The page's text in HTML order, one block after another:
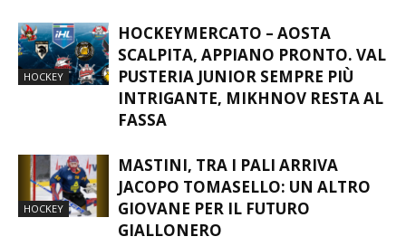
HOCKEY
HOCKEYMERCATO – AOSTA
SCALPITA, APPIANO PRONTO. VAL
PUSTERIA JUNIOR SEMPRE PIÙ
INTRIGANTE, MIKHNOV RESTA AL
FASSA
HOCKEY
MASTINI, TRA I PALI ARRIVA
JACOPO TOMASELLO: UN ALTRO
GIOVANE PER IL FUTURO
GIALLONERO